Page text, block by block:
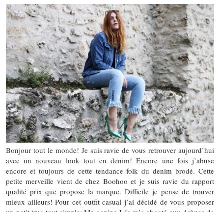
Bonjour tout le monde! Je suis ravie de vous retrouver aujourd’hui
avec un nouveau look tout en denim! Encore une fois j’abuse
encore et toujours de cette tendance folk du denim brodé. Cette
petite merveille vient de chez Boohoo et je suis ravie du rapport
qualité prix que propose la marque. Difficile je pense de trouver
mieux ailleurs! Pour cet outfit casual j’ai décidé de vous proposer